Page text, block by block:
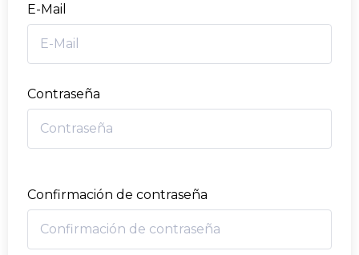
E-Mail
Contraseña
Confirmación de contraseña